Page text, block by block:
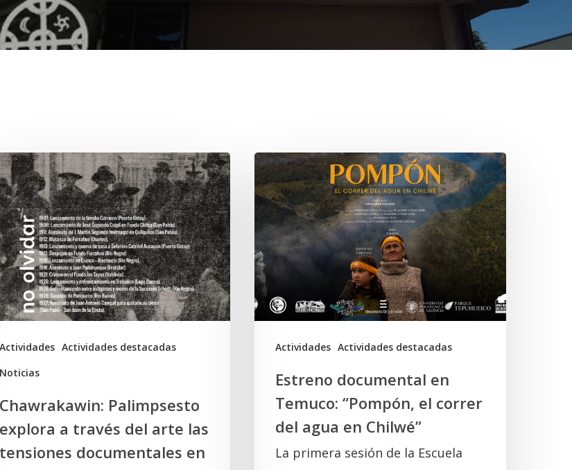
Actividades Actividades destacadas
Noticias
Chawrakawin: Palimpsesto
explora a través del arte las
tensiones documentales en
Actividades Actividades destacadas
Estreno
documental
en
Temuco:
“Pompón,
el
correr
del
agua
Estreno documental en
Temuco: “Pompón, el correr
del agua en Chilwé”
La primera sesión de la Escuela